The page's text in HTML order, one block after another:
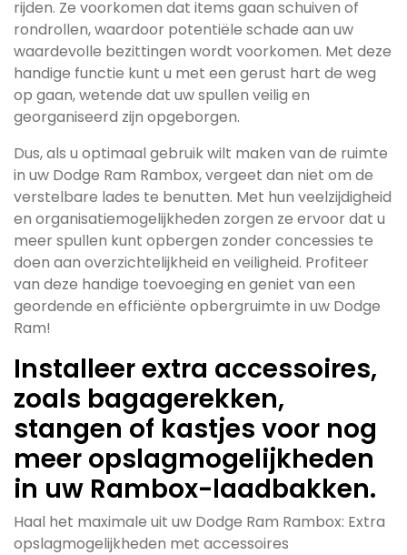
rijden. Ze voorkomen dat items gaan schuiven of
rondrollen, waardoor potentiële schade aan uw
waardevolle bezittingen wordt voorkomen. Met deze
handige functie kunt u met een gerust hart de weg
op gaan, wetende dat uw spullen veilig en
georganiseerd zijn opgeborgen.
Dus, als u optimaal gebruik wilt maken van de ruimte
in uw Dodge Ram Rambox, vergeet dan niet om de
verstelbare lades te benutten. Met hun veelzijdigheid
en organisatiemogelijkheden zorgen ze ervoor dat u
meer spullen kunt opbergen zonder concessies te
doen aan overzichtelijkheid en veiligheid. Profiteer
van deze handige toevoeging en geniet van een
geordende en efficiënte opbergruimte in uw Dodge
Ram!
Installeer extra accessoires,
zoals bagagerekken,
stangen of kastjes voor nog
meer opslagmogelijkheden
in uw Rambox-laadbakken.
Haal het maximale uit uw Dodge Ram Rambox: Extra
opslagmogelijkheden met accessoires